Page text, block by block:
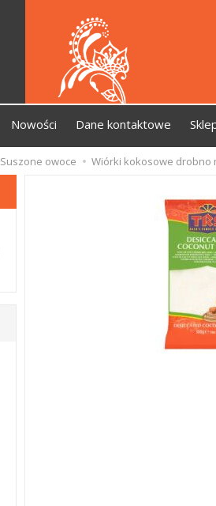
Nowości Dane kontaktowe
Suszone owoce Wiórki kokosowe drobno